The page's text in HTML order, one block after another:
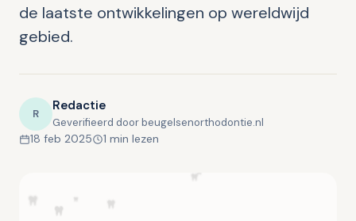
de laatste ontwikkelingen op wereldwijd
gebied.
R Redactie
Geverifieerd door beugelsenorthodontie.nl
18 feb 2025 1 min lezen